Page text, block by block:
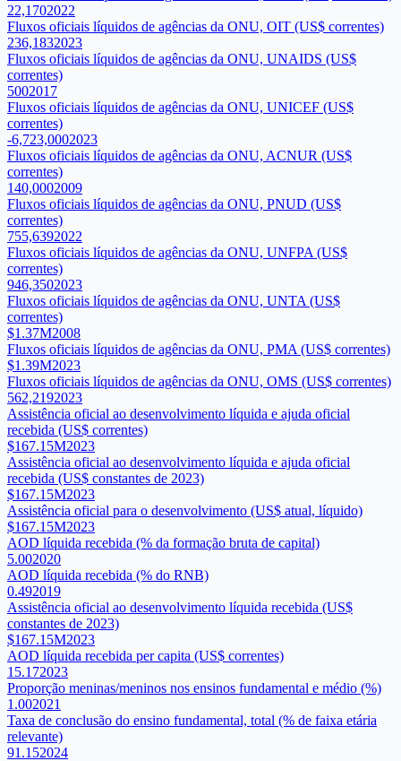
22,1702022
Fluxos oficiais líquidos de agências da ONU, OIT (US$ correntes)
236,1832023
Fluxos oficiais líquidos de agências da ONU, UNAIDS (US$
correntes)
5002017
Fluxos oficiais líquidos de agências da ONU, UNICEF (US$
correntes)
-6,723,0002023
Fluxos oficiais líquidos de agências da ONU, ACNUR (US$
correntes)
140,0002009
Fluxos oficiais líquidos de agências da ONU, PNUD (US$
correntes)
755,6392022
Fluxos oficiais líquidos de agências da ONU, UNFPA (US$
correntes)
946,3502023
Fluxos oficiais líquidos de agências da ONU, UNTA (US$
correntes)
$1.37M2008
Fluxos oficiais líquidos de agências da ONU, PMA (US$ correntes)
$1.39M2023
Fluxos oficiais líquidos de agências da ONU, OMS (US$ correntes)
562,2192023
Assistência oficial ao desenvolvimento líquida e ajuda oficial
recebida (US$ correntes)
$167.15M2023
Assistência oficial ao desenvolvimento líquida e ajuda oficial
recebida (US$ constantes de 2023)
$167.15M2023
Assistência oficial para o desenvolvimento (US$ atual, líquido)
$167.15M2023
AOD líquida recebida (% da formação bruta de capital)
5.002020
AOD líquida recebida (% do RNB)
0.492019
Assistência oficial ao desenvolvimento líquida recebida (US$
constantes de 2023)
$167.15M2023
AOD líquida recebida per capita (US$ correntes)
15.172023
Proporção meninas/meninos nos ensinos fundamental e médio (%)
1.002021
Taxa de conclusão do ensino fundamental, total (% de faixa etária
relevante)
91.152024